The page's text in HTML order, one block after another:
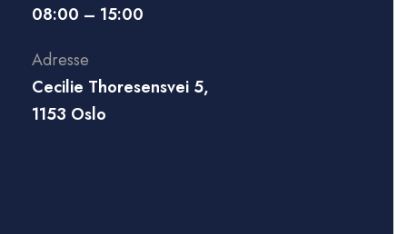
08:00 – 15:00
Adresse
Cecilie Thoresensvei 5,
1153 Oslo